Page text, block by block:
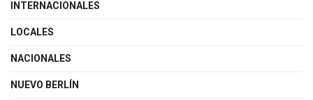
INTERNACIONALES
LOCALES
NACIONALES
NUEVO BERLÍN